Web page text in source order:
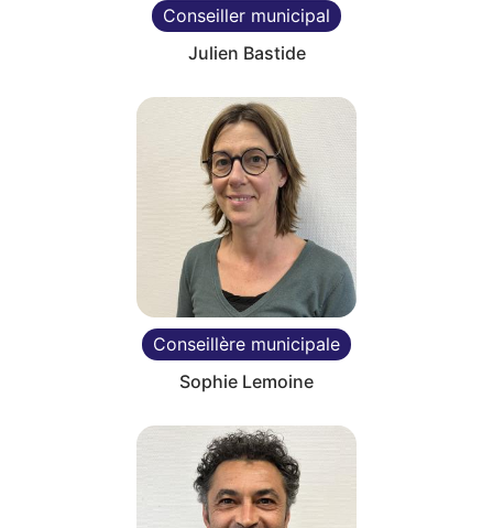
Conseiller municipal
Julien Bastide
Conseillère municipale
Sophie Lemoine